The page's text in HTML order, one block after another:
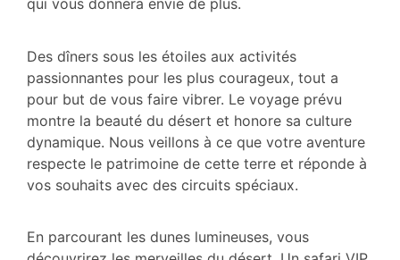
qui vous donnera envie de plus.
Des dîners sous les étoiles aux activités
passionnantes pour les plus courageux, tout a
pour but de vous faire vibrer. Le voyage prévu
montre la beauté du désert et honore sa culture
dynamique. Nous veillons à ce que votre aventure
respecte le patrimoine de cette terre et réponde à
vos souhaits avec des circuits spéciaux.
En parcourant les dunes lumineuses, vous